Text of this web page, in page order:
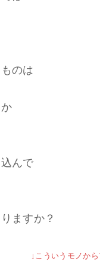
のは
んで
ますか？
↓こういうモノか